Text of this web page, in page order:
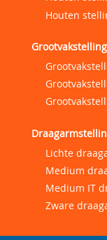
Houten
Lichte
Medium
Medium IT
Zware